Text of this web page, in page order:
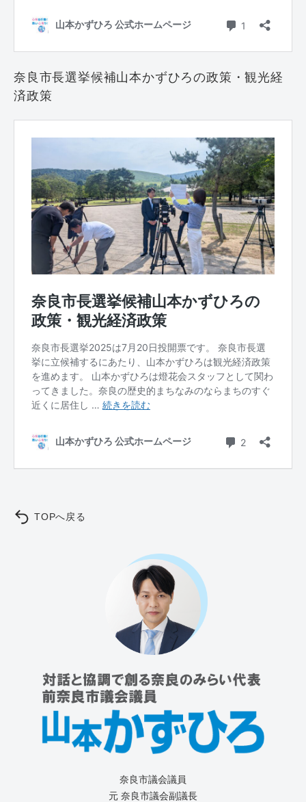
奈良市長選挙候補山本かずひろの政策・観光経
済政策
TOPへ戻る
奈良市議会議員
元 奈良市議会副議長